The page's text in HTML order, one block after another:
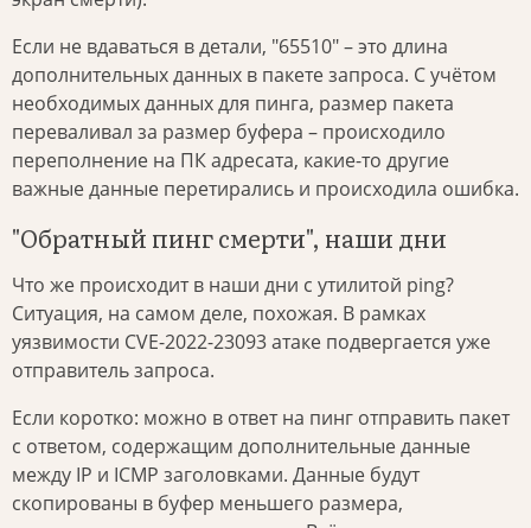
Если не вдаваться в детали, "65510" – это длина
дополнительных данных в пакете запроса. С учётом
необходимых данных для пинга, размер пакета
переваливал за размер буфера – происходило
переполнение на ПК адресата, какие-то другие
важные данные перетирались и происходила ошибка.
"Обратный пинг смерти", наши дни
Что же происходит в наши дни с утилитой ping?
Ситуация, на самом деле, похожая. В рамках
уязвимости CVE-2022-23093 атаке подвергается уже
отправитель запроса.
Если коротко: можно в ответ на пинг отправить пакет
с ответом, содержащим дополнительные данные
между IP и ICMP заголовками. Данные будут
скопированы в буфер меньшего размера,